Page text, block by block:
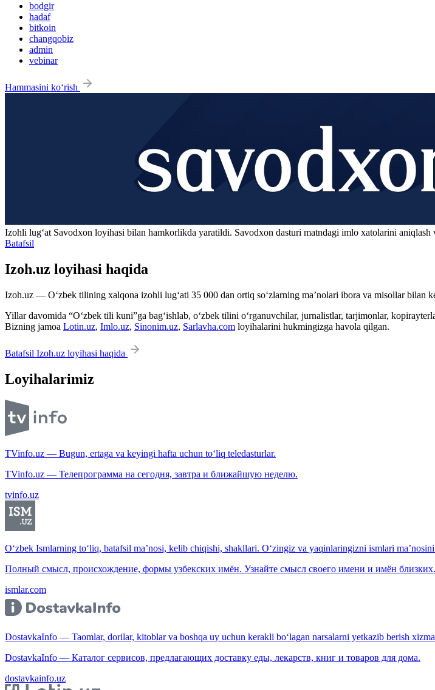
bodgir
hadaf
bitkoin
changqobiz
admin
vebinar
Hammasini ko‘rish
Izohli lugʻat Savodxon loyihasi bilan hamkorlikda yaratildi. Savodxon dasturi matndagi imlo xatolarini aniqlash
Batafsil
Izoh.uz loyihasi haqida
Izoh.uz — O‘zbek tilining xalqona izohli lug‘ati 35 000 dan ortiq so‘zlarning ma’nolari ibora va misollar bilan
Yillar davomida “O‘zbek tili kuni”ga bag‘ishlab, o‘zbek tilini o‘rganuvchilar, jurnalistlar, tarjimonlar,
Bizning jamoa Lotin.uz, Imlo.uz, Sinonim.uz, Sarlavha.com loyihalarini hukmingizga havola qilgan.
Batafsil Izoh.uz loyihasi haqida
Loyihalarimiz
TVinfo.uz — Bugun, ertaga va keyingi hafta uchun to‘liq teledasturlar.
TVinfo.uz — Телепрограмма на сегодня, завтра и ближайшую неделю.
tvinfo.uz
O‘zbek Ismlarning to‘liq, batafsil ma’nosi, kelib chiqishi, shakllari. O‘zingiz va yaqinlaringizni ismlari
Полный смысл, происхождение, формы узбекских имён. Узнайте смысл своего имени и имён близких.
ismlar.com
DostavkaInfo — Taomlar, dorilar, kitoblar va boshqa uy uchun kerakli bo‘lagan narsalarni yetkazib berish
DostavkaInfo — Каталог сервисов, предлагающих доставку еды, лекарств, книг и товаров для дома.
dostavkainfo.uz